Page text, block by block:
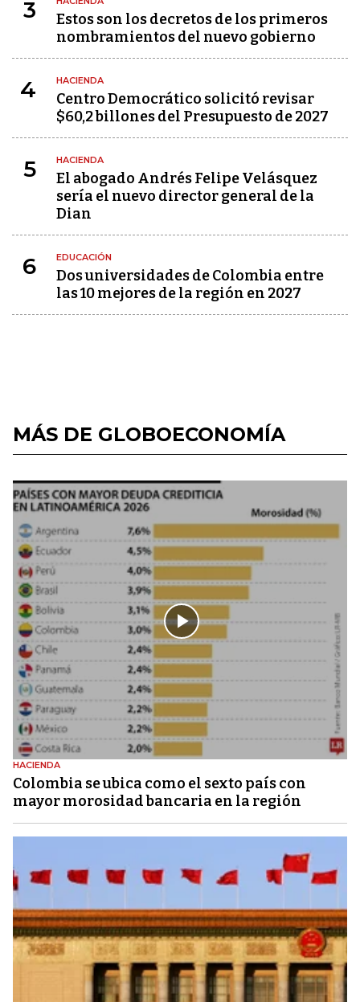
3
Estos son los decretos de los primeros
nombramientos del nuevo gobierno
4 HACIENDA
Centro Democrático solicitó revisar
$60,2 billones del Presupuesto de 2027
5 HACIENDA
El abogado Andrés Felipe Velásquez
sería el nuevo director general de la
Dian
6 EDUCACIÓN
Dos universidades de Colombia entre
las 10 mejores de la región en 2027
MÁS DE GLOBOECONOMÍA
HACIENDA
Colombia se ubica como el sexto país con
mayor morosidad bancaria en la región